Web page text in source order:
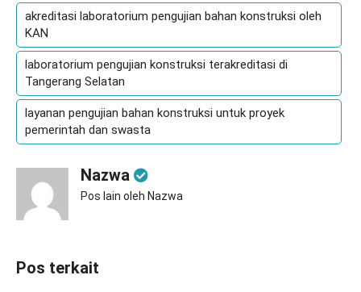
akreditasi laboratorium pengujian bahan konstruksi oleh
KAN
laboratorium pengujian konstruksi terakreditasi di
Tangerang Selatan
layanan pengujian bahan konstruksi untuk proyek
pemerintah dan swasta
Nazwa
Pos lain oleh Nazwa
Pos terkait